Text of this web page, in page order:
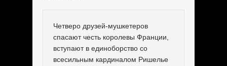
Четверо друзей-мушкетеров
спасают честь королевы Франции,
вступают в единоборство со
всесильным кардиналом Ришелье